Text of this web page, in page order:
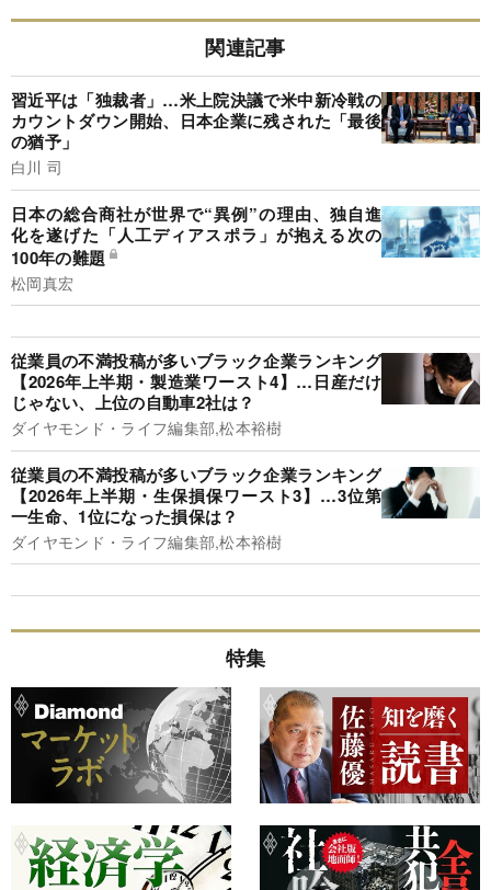
関連記事
習近平は「独裁者」…米上院決議で米中新冷戦の
カウントダウン開始、日本企業に残された「最後
の猶予」
白川 司
日本の総合商社が世界で“異例”の理由、独自進
化を遂げた「人工ディアスポラ」が抱える次の
100年の難題
松岡真宏
従業員の不満投稿が多いブラック企業ランキング
【2026年上半期・製造業ワースト4】…日産だけ
じゃない、上位の自動車2社は？
ダイヤモンド・ライフ編集部,松本裕樹
従業員の不満投稿が多いブラック企業ランキング
【2026年上半期・生保損保ワースト3】…3位第
一生命、1位になった損保は？
ダイヤモンド・ライフ編集部,松本裕樹
特集